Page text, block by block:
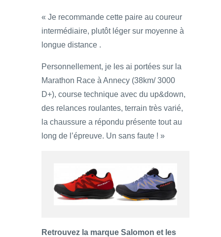
« Je recommande cette paire au coureur
intermédiaire, plutôt léger sur moyenne à
longue distance .
Personnellement, je les ai portées sur la
Marathon Race à Annecy (38km/ 3000
D+), course technique avec du up&down,
des relances roulantes, terrain très varié,
la chaussure a répondu présente tout au
long de l’épreuve. Un sans faute ! »
Retrouvez la marque Salomon et les